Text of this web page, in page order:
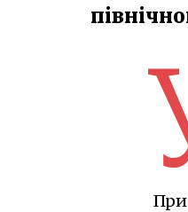
При